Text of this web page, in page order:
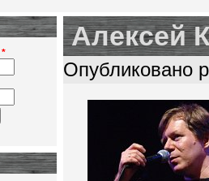
*
Алексей
Опубликовано